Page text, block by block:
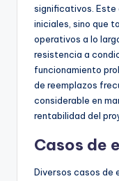
significativos. Este
iniciales, sino que
operativos a lo
resistencia a
funcionamiento
de reemplazos
considerable en
rentabilidad del
Casos de
Diversos casos de